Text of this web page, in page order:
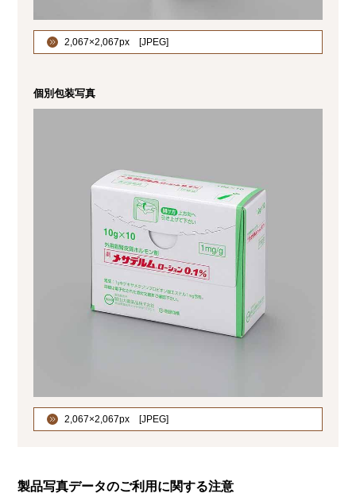
2,067×2,067px [ ]
個別包装写真
2,067×2,067px [ ]
製品写真データのご利用に関する注意